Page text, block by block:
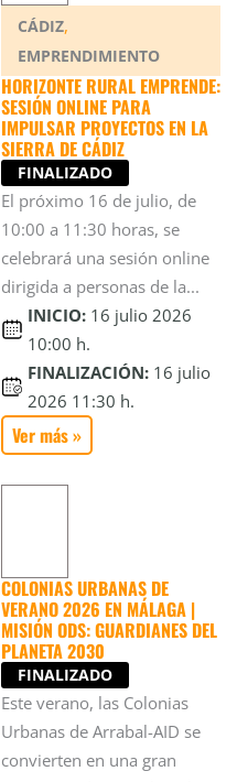
CÁDIZ,
EMPRENDIMIENTO
HORIZONTE RURAL EMPRENDE:
SESIÓN ONLINE PARA
IMPULSAR PROYECTOS EN LA
SIERRA DE CÁDIZ
FINALIZADO
El próximo 16 de julio, de
10:00 a 11:30 horas, se
celebrará una sesión online
dirigida a personas de la...
INICIO: 16 julio 2026
10:00 h.
FINALIZACIÓN: 16 julio
2026 11:30 h.
Ver más »
COLONIAS URBANAS DE
VERANO 2026 EN MÁLAGA |
MISIÓN ODS: GUARDIANES DEL
PLANETA 2030
FINALIZADO
Este verano, las Colonias
Urbanas de Arrabal-AID se
convierten en una gran